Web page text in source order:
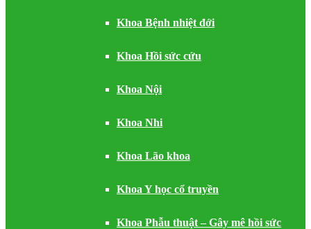
Khoa Bệnh nhiệt đới
Khoa Hồi sức cứu
Khoa Nội
Khoa Nhi
Khoa Lão khoa
Khoa Y học cổ truyền
Khoa Phẫu thuật – Gây mê hồi sức